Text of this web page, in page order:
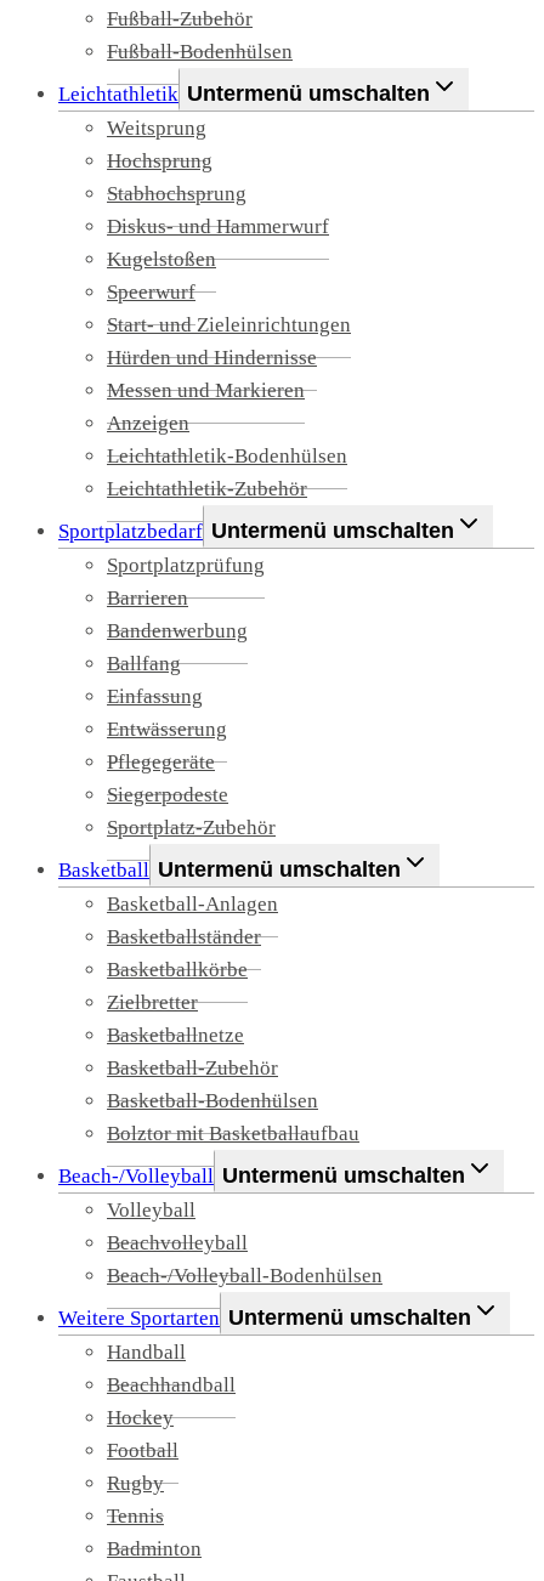
Fußball-Zubehör
Fußball-Bodenhülsen
Leichtathletik Untermenü umschalten
Weitsprung
Hochsprung
Stabhochsprung
Diskus- und Hammerwurf
Kugelstoßen
Speerwurf
Start- und Zieleinrichtungen
Hürden und Hindernisse
Messen und Markieren
Anzeigen
Leichtathletik-Bodenhülsen
Leichtathletik-Zubehör
Sportplatzbedarf Untermenü umschalten
Sportplatzprüfung
Barrieren
Bandenwerbung
Ballfang
Einfassung
Entwässerung
Pflegegeräte
Siegerpodeste
Sportplatz-Zubehör
Basketball Untermenü umschalten
Basketball-Anlagen
Basketballständer
Basketballkörbe
Zielbretter
Basketballnetze
Basketball-Zubehör
Basketball-Bodenhülsen
Bolztor mit Basketballaufbau
Beach-/Volleyball Untermenü umschalten
Volleyball
Beachvolleyball
Beach-/Volleyball-Bodenhülsen
Weitere Sportarten Untermenü umschalten
Handball
Beachhandball
Hockey
Football
Rugby
Tennis
Badminton